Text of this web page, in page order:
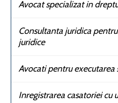
Avocat specializat in
Consultanta juridica
juridice
Avocati pentru executarea
Inregistrarea casatoriei cu